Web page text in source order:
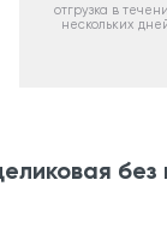
отгрузка в
нескольких
без